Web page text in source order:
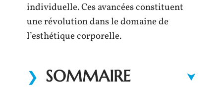
individuelle. Ces avancées constituent
une révolution dans le domaine de
l’esthétique corporelle.
SOMMAIRE